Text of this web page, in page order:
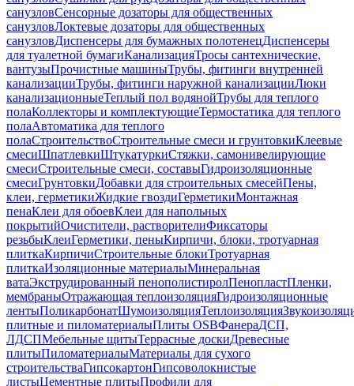
санузловСенсорные дозаторы для общественных
санузловЛоктевые дозаторы для общественных
санузловДиспенсеры для бумажных полотенецДиспенсеры
для туалетной бумагиКанализацияТросы сантехнические,
вантузыПрочистные машиныТрубы, фитинги внутренней
канализацииТрубы, фитинги наружной канализацииЛюки
канализационныеТеплый пол водянойТрубы для теплого
полаКоллекторы и комплектующиеТермостатика для теплого
полаАвтоматика для теплого
полаСтроительствоСтроительные смеси и грунтовкиКлеевые
смесиШпатлевкиШтукатуркиСтяжки, самонивелирующие
смесиСтроительные смеси, составыГидроизоляционные
смесиГрунтовкиДобавки для строительных смесейПены,
клеи, герметикиЖидкие гвоздиГерметикиМонтажная
пенаКлеи для обоевКлеи для напольных
покрытийОчистители, растворителиФиксаторы
резьбыКлеиГерметики, пеныКирпичи, блоки, тротуарная
плиткаКирпичиСтроительные блокиТротуарная
плиткаИзоляционные материалыМинеральная
ватаЭкструдированный пенополистиролПенопластПленки,
мембраныОтражающая теплоизоляцияГидроизоляционные
лентыПоликарбонатШумоизоляцияТеплоизоляция
плитные и пиломатериалыПлиты OSBФанераДСП,
ЛДСПМебельные щитыТеррасные доскиДревесные
плитыПиломатериалыМатериалы для сухого
строительстваГипсокартонГипсоволокнистые
листыЦементные плитыПрофили для